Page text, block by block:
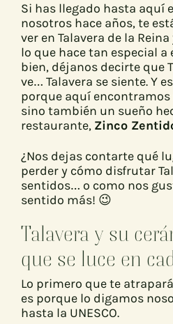
Si has llegado hasta aquí
nosotros hace años, te
ver en Talavera de la
lo que hace tan especial a
bien, déjanos decirte que
ve… Talavera se siente. Y
porque aquí encontramos
sino también un sueño
restaurante, Zinco
¿Nos dejas contarte qué
perder y cómo disfrutar
sentidos… o como nos
sentido más! 😉
Talavera y su
que se luce en
Lo primero que te
es porque lo digamos
hasta la UNESCO.